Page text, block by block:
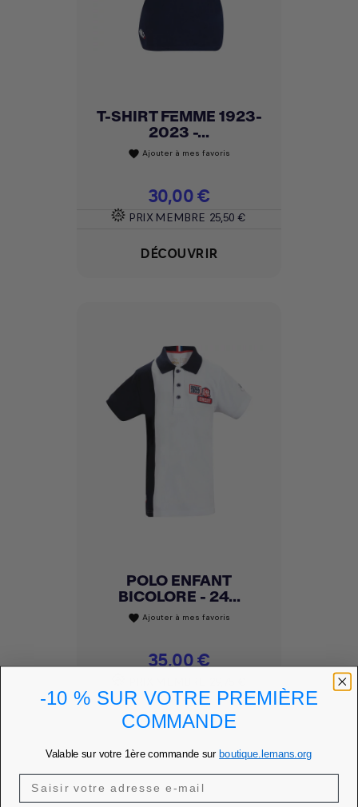
T-SHIRT FEMME 1923-
2023 -...
favorite Ajouter à mes favoris
Prix
30,00 €
PRIX MEMBRE 25,50 €
DÉCOUVRIR
POLO ENFANT
BICOLORE - 24...
favorite Ajouter à mes favoris
Prix
35,00 €
DÉCOUVRIR
-10 % SUR VOTRE PREMIÈRE
COMMANDE
Valable sur votre 1ère commande sur boutique.lemans.org